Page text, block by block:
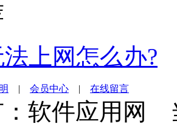
上网怎么办?
| 会员中心 | 在线留言
：软件应用网